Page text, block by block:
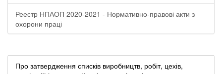
Реестр НПАОП 2020-2021 - Нормативно-правові акти з
охорони праці
Про затвердження списків виробництв, робіт, цехів,